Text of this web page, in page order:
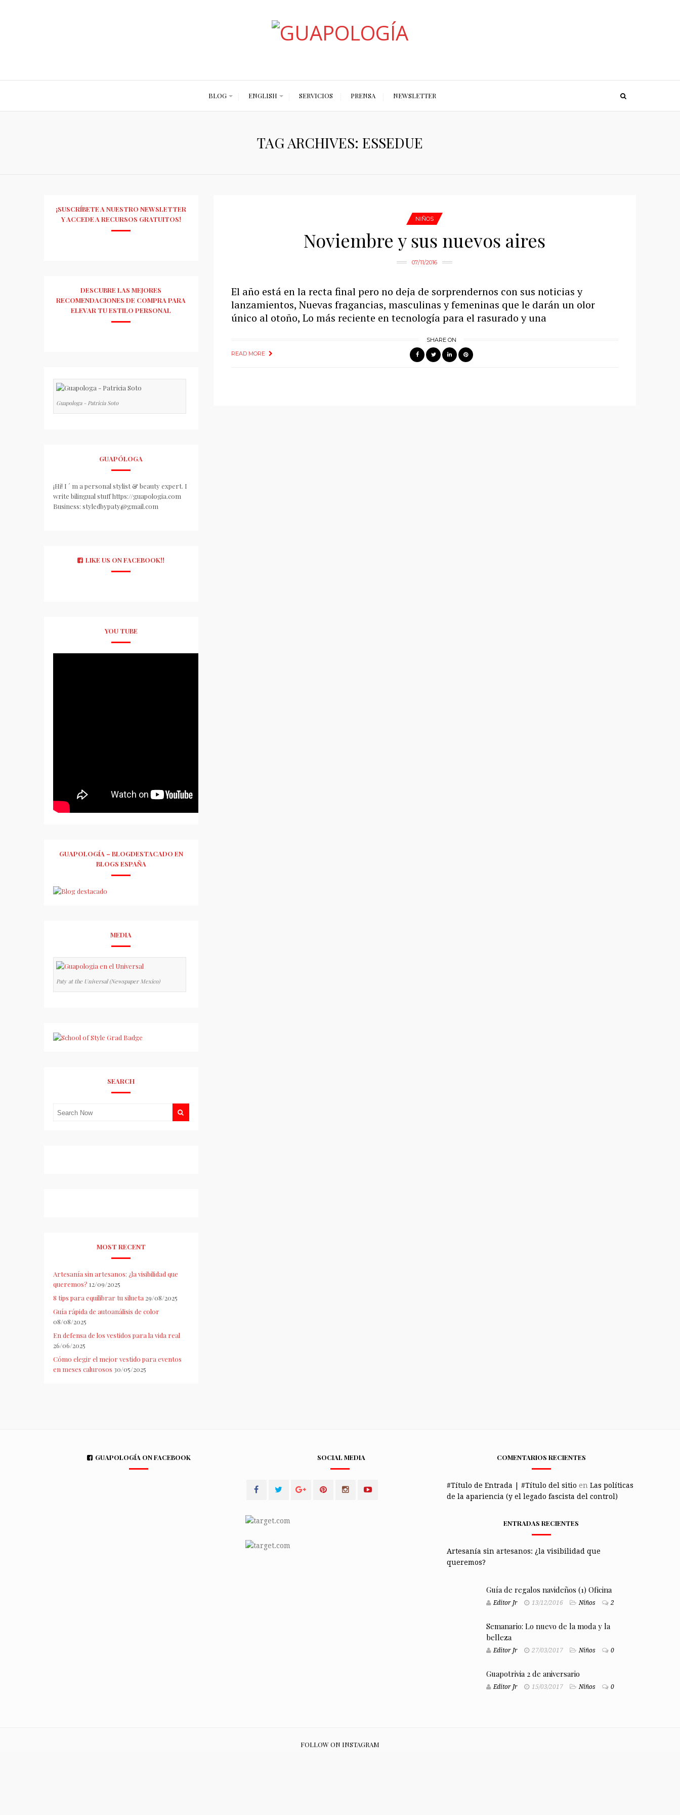
BLOG ENGLISH SERVICIOS PRENSA NEWSLETTER
TAG ARCHIVES: ESSEDUE
NIÑOS
Noviembre y sus nuevos aires
07/11/2016
El año está en la recta final pero no deja de sorprendernos con sus noticias y
lanzamientos, Nuevas fragancias, masculinas y femeninas que le darán un olor
único al otoño, Lo más reciente en tecnología para el rasurado y una
READ MORE
SHARE ON
¡SUSCRÍBETE A NUESTRO NEWSLETTER
Y ACCEDE A RECURSOS GRATUITOS!
DESCUBRE LAS MEJORES
RECOMENDACIONES DE COMPRA PARA
ELEVAR TU ESTILO PERSONAL
Guapologa - Patricia Soto
GUAPÓLOGA
¡Hi! I ´ m a personal stylist & beauty expert. I
write bilingual stuff https://guapologia.com
Business: styledbypaty@gmail.com
LIKE US ON FACEBOOK!!
YOU TUBE
GUAPOLOGÍA – BLOGDESTACADO EN
BLOGS ESPAÑA
MEDIA
Paty at the Universal (Newspaper Mexico)
SEARCH
MOST RECENT
Artesanía sin artesanos: ¿la visibilidad que
queremos? 12/09/2025
8 tips para equilibrar tu silueta 29/08/2025
Guía rápida de autoanálisis de color
08/08/2025
En defensa de los vestidos para la vida real
26/06/2025
Cómo elegir el mejor vestido para eventos
en meses calurosos 30/05/2025
GUAPOLOGÍA ON FACEBOOK SOCIAL MEDIA COMENTARIOS RECIENTES
#Título de Entrada | #Título del sitio en Las políticas
de la apariencia (y el legado fascista del control)
ENTRADAS RECIENTES
Artesanía sin artesanos: ¿la visibilidad que
queremos?
Guía de regalos navideños (1) Oficina
Editor Jr 13/12/2016 Niños 2
Semanario: Lo nuevo de la moda y la
belleza
Editor Jr 27/03/2017 Niños 0
Guapotrivia 2 de aniversario
Editor Jr 15/03/2017 Niños 0
FOLLOW ON INSTAGRAM